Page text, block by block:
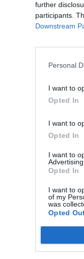
further
participants.
Downstream
Personal
I want to
Opted In
I want to
Opted In
I want to
Advertising.
Opted In
I want to
of my
was
Opted
πρώτου
και τα
θέμα των
είναι
εμείς στη
επιλογών στο